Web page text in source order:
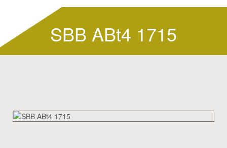
SBB ABt4 1715